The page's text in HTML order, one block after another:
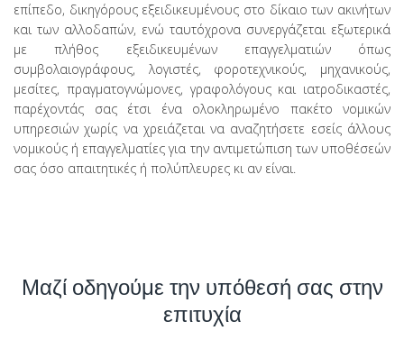
επίπεδο, δικηγόρους εξειδικευμένους στο δίκαιο των ακινήτων
και των αλλοδαπών, ενώ ταυτόχρονα συνεργάζεται εξωτερικά
με πλήθος εξειδικευμένων επαγγελματιών όπως
συμβολαιογράφους, λογιστές, φοροτεχνικούς, μηχανικούς,
μεσίτες, πραγματογνώμονες, γραφολόγους και ιατροδικαστές,
παρέχοντάς σας έτσι ένα ολοκληρωμένο πακέτο νομικών
υπηρεσιών χωρίς να χρειάζεται να αναζητήσετε εσείς άλλους
νομικούς ή επαγγελματίες για την αντιμετώπιση των υποθέσεών
σας όσο απαιτητικές ή πολύπλευρες κι αν είναι.
Μαζί οδηγούμε την υπόθεσή σας στην
επιτυχία